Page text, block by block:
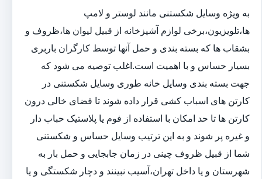
به ویژه وسایل شکستنی مانند لوستر و لامپ
ها،تلویزیون،برخی لوازم آشپزخانه از قبیل لیوان ها،ظروف و
بشقاب ها که بسته بندی و حمل آنها توسط کارگران باربری
بسیار حساس و با اهمیت است.اغلب توصیه می شود که
جهت بسته بندی وسایل خانه طوری وسایل شکستنی در
کارتن های اسباب کشی قرار داده شوند تا فضای خالی درون
کارتن ها تا حد امکان با استفاده از فوم یا پلاستیک حباب دار
و غیره پر شوند و به این ترتیب وسایل حساس و شکستنی
شما از قبیل ظروف چینی در زمان جابجایی و حمل بار به
شهرستان و یا داخل تهران،آسیب نبینند و دچار شکستگی و یا